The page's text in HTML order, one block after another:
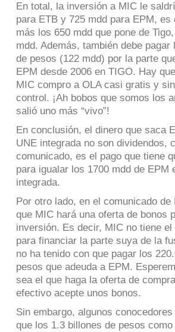
En total, la inversión a MIC le
para ETB y 725 mdd para EPM, es
más los 650 mdd que pone de
mdd. Además, también debe pagar
de pesos (122 mdd) por la parte
EPM desde 2006 en TIGO. Hay
MIC compro a OLA casi gratis y
control. ¡Ah bobos que somos los
salió uno más “vivo”!
En conclusión, el dinero que saca
UNE integrada no son dividendos,
comunicado, es el pago que tiene
para igualar los 1700 mdd de EPM
integrada.
Por otro lado, en el comunicado de
que MIC hará una oferta de bonos
inversión. Es decir, MIC no tiene
para financiar la parte suya de la
no ha tenido con que pagar los
pesos que adeuda a EPM.
sea el que haga la oferta de
efectivo acepte unos bonos.
Sin embargo, algunos
que los 1.3 billones de pesos